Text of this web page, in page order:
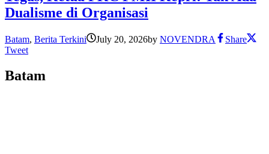
Dualisme di Organisasi
Batam, Berita Terkini July 20, 2026by NOVENDRA
Share
Tweet
Batam